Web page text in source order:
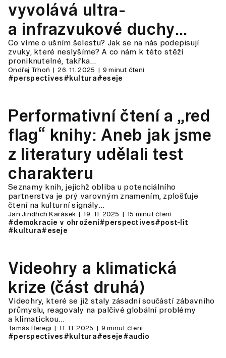
vyvolává ultra-
a infrazvukové duchy
a posílá je vstříc nelidské
budoucnosti
Co víme o ušním šelestu? Jak se na nás podepisují
zvuky, které neslyšíme? A co nám k této stěží
proniknutelné, takřka…
Ondřej Trhoň 26. 11. 2025 9 minut čtení
#perspectives#kultura#eseje
Performativní čtení a „red
flag“ knihy: Aneb jak jsme
z literatury udělali test
charakteru
Seznamy knih, jejichž obliba u potenciálního
partnerstva je prý varovným znamením, zplošťuje
čtení na kulturní signály…
Jan Jindřich Karásek 19. 11. 2025 15 minut čtení
#demokracie v ohrožení#perspectives#post-lit
#kultura#eseje
Videohry a klimatická
krize (část druhá)
Videohry, které se již staly zásadní součástí zábavního
průmyslu, reagovaly na palčivé globální problémy
a klimatickou…
Tamás Beregi 11. 11. 2025 9 minut čtení
#perspectives#kultura#eseje#audio